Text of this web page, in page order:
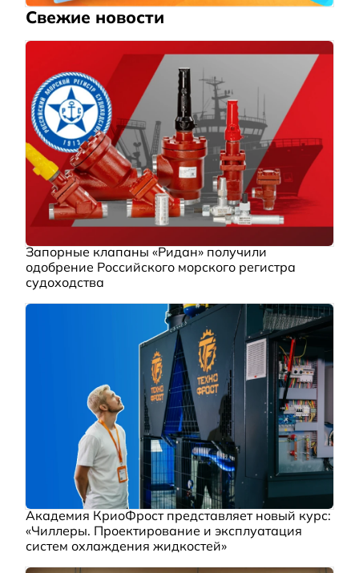
Свежие новости
Запорные клапаны «Ридан» получили
одобрение Российского морского регистра
судоходства
Академия КриоФрост представляет новый курс:
«Чиллеры. Проектирование и эксплуатация
систем охлаждения жидкостей»